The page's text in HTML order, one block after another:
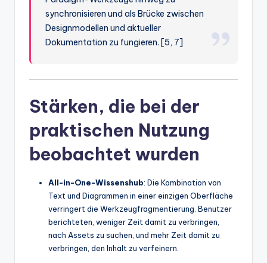
synchronisieren und als Brücke zwischen
Designmodellen und aktueller
Dokumentation zu fungieren. [5, 7]
Stärken, die bei der
praktischen Nutzung
beobachtet wurden
All-in-One-Wissenshub: Die Kombination von
Text und Diagrammen in einer einzigen Oberfläche
verringert die Werkzeugfragmentierung. Benutzer
berichteten, weniger Zeit damit zu verbringen,
nach Assets zu suchen, und mehr Zeit damit zu
verbringen, den Inhalt zu verfeinern.